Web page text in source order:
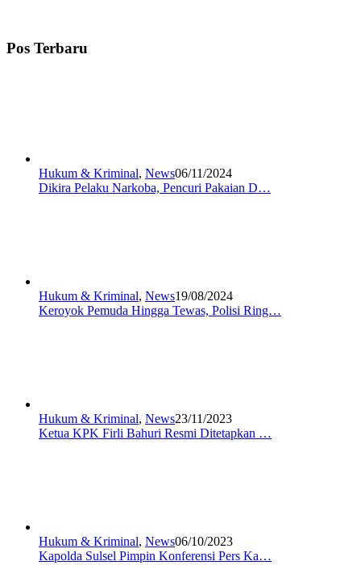
Pos Terbaru
Hukum & Kriminal, News06/11/2024
Dikira Pelaku Narkoba, Pencuri Pakaian D…
Hukum & Kriminal, News19/08/2024
Keroyok Pemuda Hingga Tewas, Polisi Ring…
Hukum & Kriminal, News23/11/2023
Ketua KPK Firli Bahuri Resmi Ditetapkan …
Hukum & Kriminal, News06/10/2023
Kapolda Sulsel Pimpin Konferensi Pers Ka…